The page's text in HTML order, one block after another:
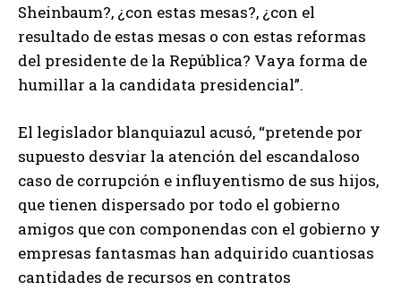
Sheinbaum?, ¿con estas mesas?, ¿con el
resultado de estas mesas o con estas reformas
del presidente de la República? Vaya forma de
humillar a la candidata presidencial”.
El legislador blanquiazul acusó, “pretende por
supuesto desviar la atención del escandaloso
caso de corrupción e influyentismo de sus hijos,
que tienen dispersado por todo el gobierno
amigos que con componendas con el gobierno y
empresas fantasmas han adquirido cuantiosas
cantidades de recursos en contratos